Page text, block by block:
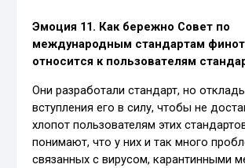
Эмоция 11. Как бережно Совет по
международным стандартам
относится к пользователям
Они разработали стандарт, но
вступления его в силу, чтобы не
хлопот пользователям этих
понимают, что у них и так много
связанных с вирусом, карантинными